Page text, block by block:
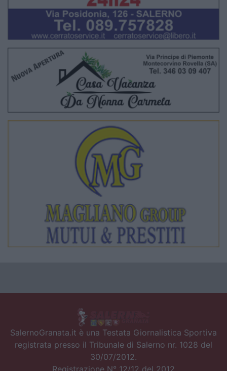
SalernoGranata.it è una Testata Giornalistica Sportiva
registrata presso il Tribunale di Salerno nr. 1028 del
30/07/2012.
Registrazione N° 12/12 del 2012